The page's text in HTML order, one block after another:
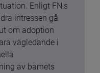
Enligt FN:s
intressen gå
om adoption
vägledande i
av barnets